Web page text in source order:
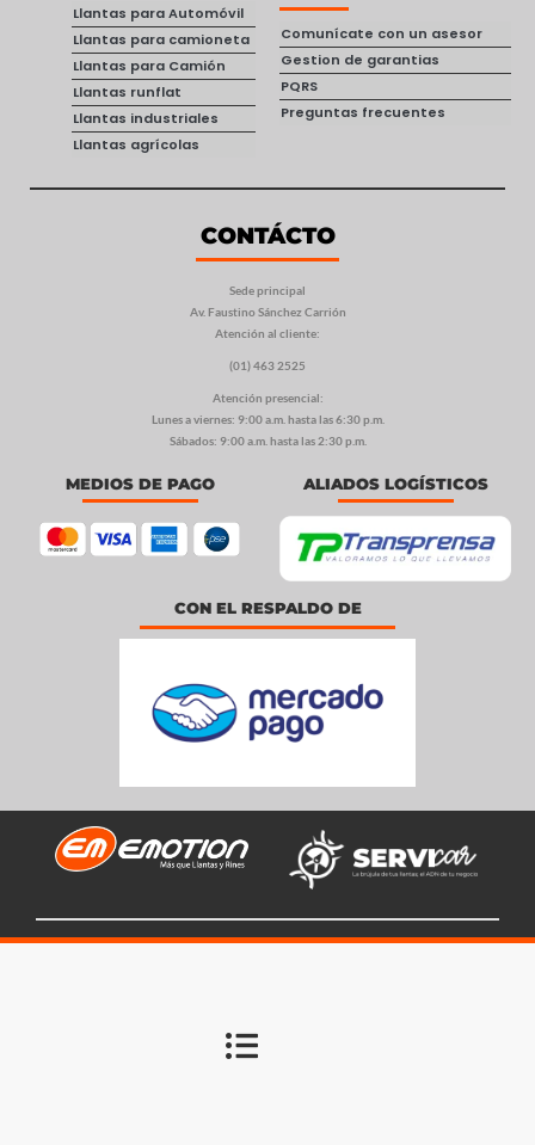
Llantas para Automóvil
Llantas para camioneta
Llantas para Camión
Llantas runflat
Llantas industriales
Llantas agrícolas
Comunícate con un asesor
Gestion de garantias
PQRS
Preguntas frecuentes
CONTÁCTO
Sede principal
Av. Faustino Sánchez Carrión
Atención al cliente:
(01) 463 2525
Atención presencial:
Lunes a viernes: 9:00 a.m. hasta las 6:30 p.m.
Sábados: 9:00 a.m. hasta las 2:30 p.m.
MEDIOS DE PAGO ALIADOS LOGÍSTICOS
CON EL RESPALDO DE
20505592035